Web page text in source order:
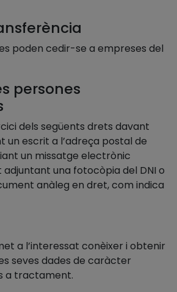
poden cedir-se a empreses del
persones
dels següents drets davant
escrit a l’adreça postal de
un missatge electrònic
adjuntant una fotocòpia del DNI o
anàleg en dret, com indica
a l’interessat conèixer i obtenir
seves dades de caràcter
a tractament.